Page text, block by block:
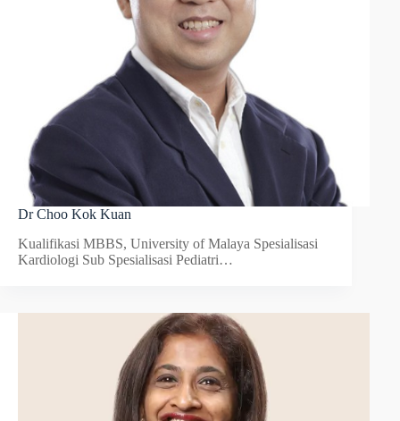
Dr Choo Kok Kuan
Kualifikasi MBBS, University of Malaya Spesialisasi
Kardiologi Sub Spesialisasi Pediatri…